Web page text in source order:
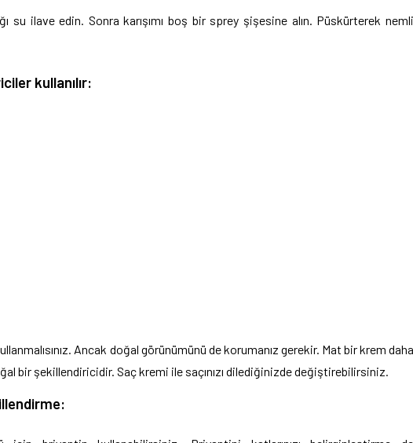
su ilave edin. Sonra karışımı boş bir sprey şişesine alın. Püskürterek nemli
kullanılır:
Ancak doğal görünümünü de korumanız gerekir. Mat bir krem daha
bir şekillendiricidir. Saç kremi ile saçınızı dilediğinizde değiştirebilirsiniz.